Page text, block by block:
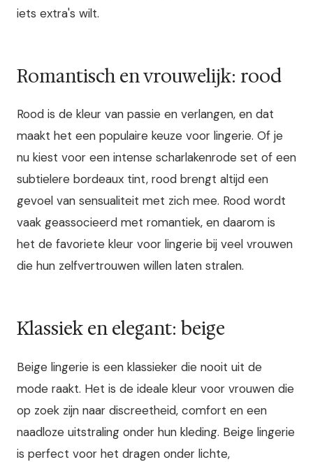
iets extra's wilt.
Romantisch en vrouwelijk: rood
Rood is de kleur van passie en verlangen, en dat
maakt het een populaire keuze voor lingerie. Of je
nu kiest voor een intense scharlakenrode set of een
subtielere bordeaux tint, rood brengt altijd een
gevoel van sensualiteit met zich mee. Rood wordt
vaak geassocieerd met romantiek, en daarom is
het de favoriete kleur voor lingerie bij veel vrouwen
die hun zelfvertrouwen willen laten stralen.
Klassiek en elegant: beige
Beige lingerie is een klassieker die nooit uit de
mode raakt. Het is de ideale kleur voor vrouwen die
op zoek zijn naar discreetheid, comfort en een
naadloze uitstraling onder hun kleding. Beige lingerie
is perfect voor het dragen onder lichte,